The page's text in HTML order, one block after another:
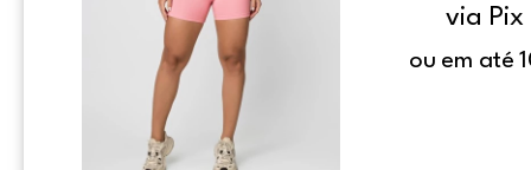
via Pix
ou em até